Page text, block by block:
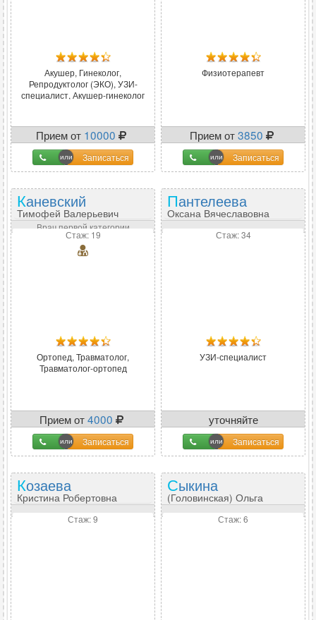
Акушер, Гинеколог,
Репродуктолог (ЭКО), УЗИ-
специалист, Акушер-гинеколог
Прием от 10000
Записаться
Физиотерапевт
Прием от3850
Записаться
Каневский
Тимофей Валерьевич
Врач первой категории
Стаж: 19
Ортопед, Травматолог,
Травматолог-ортопед
Прием от4000
Записаться
Пантелеева
Оксана Вячеславовна
Стаж: 34
УЗИ-специалист
уточняйте
Записаться
Козаева
Кристина Робертовна
Стаж: 9
Сыкина
(Головинская) Ольга
Ивановна
Стаж: 6